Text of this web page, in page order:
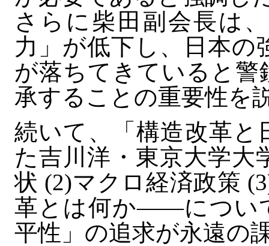
さらに柴田副会長は
力」が低下し、日本
が落ちてきていると
承することの重要性を
続いて、「構造改革と
た吉川洋・東京大学大
状 (2)マクロ経済政策
革とは何か――につい
平性」の追求が永遠の